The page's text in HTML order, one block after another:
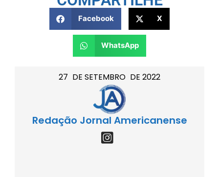
27 DE SETEMBRO DE 2022
Redação Jornal Americanense
Facebook X
WhatsApp